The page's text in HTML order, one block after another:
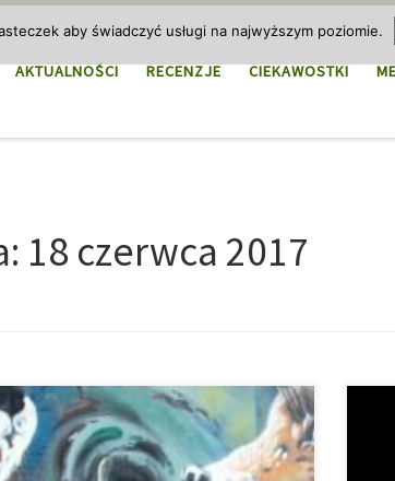
AKTUALNOŚCI RECENZJE CIEKAWOSTKI
18 czerwca 2017
aby świadczyć usługi na najwyższym poziomie.